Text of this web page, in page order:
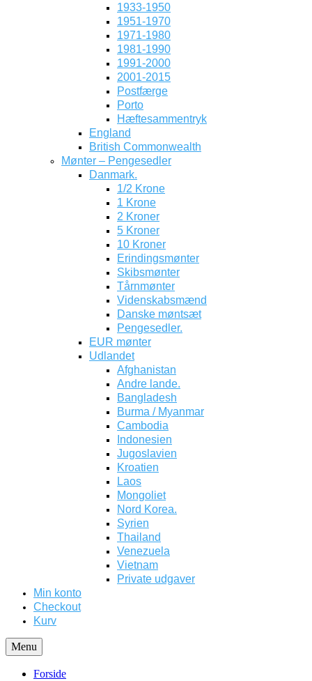
1933-1950
1951-1970
1971-1980
1981-1990
1991-2000
2001-2015
Postfærge
Porto
Hæftesammentryk
England
British Commonwealth
Mønter – Pengesedler
Danmark.
1/2 Krone
1 Krone
2 Kroner
5 Kroner
10 Kroner
Erindingsmønter
Skibsmønter
Tårnmønter
Videnskabsmænd
Danske møntsæt
Pengesedler.
EUR mønter
Udlandet
Afghanistan
Andre lande.
Bangladesh
Burma / Myanmar
Cambodia
Indonesien
Jugoslavien
Kroatien
Laos
Mongoliet
Nord Korea.
Syrien
Thailand
Venezuela
Vietnam
Private udgaver
Min konto
Checkout
Kurv
Menu
Forside